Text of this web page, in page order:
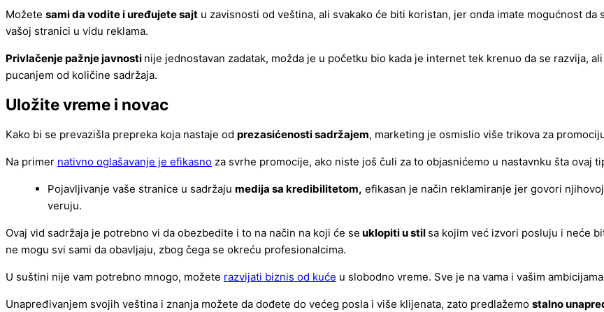
Možete sami da vodite i uređujete sajt u zavisnosti od veština, ali svakako će biti koristan, jer onda imate mogućnost
vašoj stranici u vidu reklama.
Privlačenje pažnje javnosti nije jednostavan zadatak, možda je u početku bio kada je internet tek krenuo da se razvija,
pucanjem od količine sadržaja.
Uložite vreme i novac
Kako bi se prevazišla prepreka koja nastaje od prezasićenosti sadržajem, marketing je osmislio više trikova za
Na primer nativno oglašavanje je efikasno za svrhe promocije, ako niste još čuli za to objasnićemo u nastavnku šta ovaj
Pojavljivanje vaše stranice u sadržaju medija sa kredibilitetom, efikasan je način reklamiranje jer govori
veruju.
Ovaj vid sadržaja je potrebno vi da obezbedite i to na način na koji će se uklopiti u stil sa kojim već izvori posluju i neće
ne mogu svi sami da obavljaju, zbog čega se okreću profesionalcima.
U suštini nije vam potrebno mnogo, možete razvijati biznis od kuće u slobodno vreme. Sve je na vama i vašim
Unapređivanjem svojih veština i znanja možete da dođete do većeg posla i više klijenata, zato predlažemo stalno